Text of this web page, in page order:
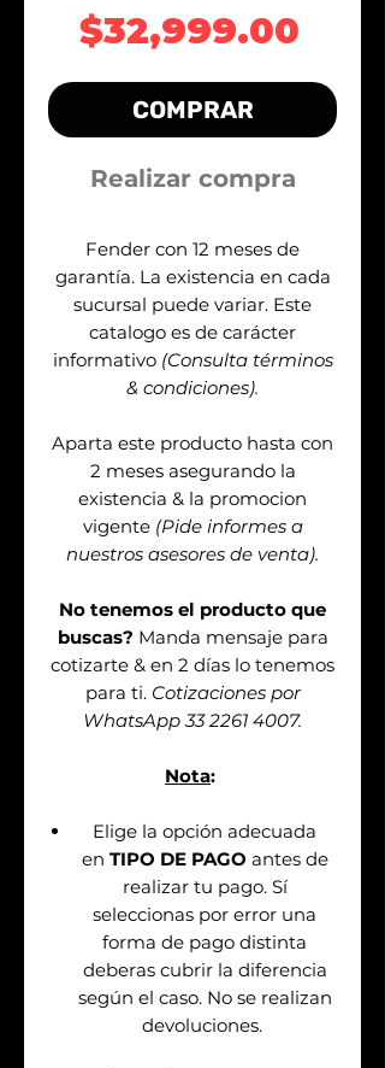
$32,999.00
COMPRAR
Realizar compra
Fender con 12 meses de
garantía. La existencia en cada
sucursal puede variar. Este
catalogo es de carácter
informativo (Consulta términos
& condiciones).
Aparta este producto hasta con
2 meses asegurando la
existencia & la promocion
vigente (Pide informes a
nuestros asesores de venta).
No tenemos el producto que
buscas? Manda mensaje para
cotizarte & en 2 días lo tenemos
para ti. Cotizaciones por
WhatsApp 33 2261 4007.
Nota:
Elige la opción adecuada
en TIPO DE PAGO antes de
realizar tu pago. Sí
seleccionas por error una
forma de pago distinta
deberas cubrir la diferencia
según el caso. No se realizan
devoluciones.